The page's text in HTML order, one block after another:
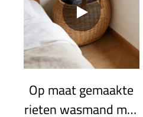
Op maat gemaakte
rieten wasmand met